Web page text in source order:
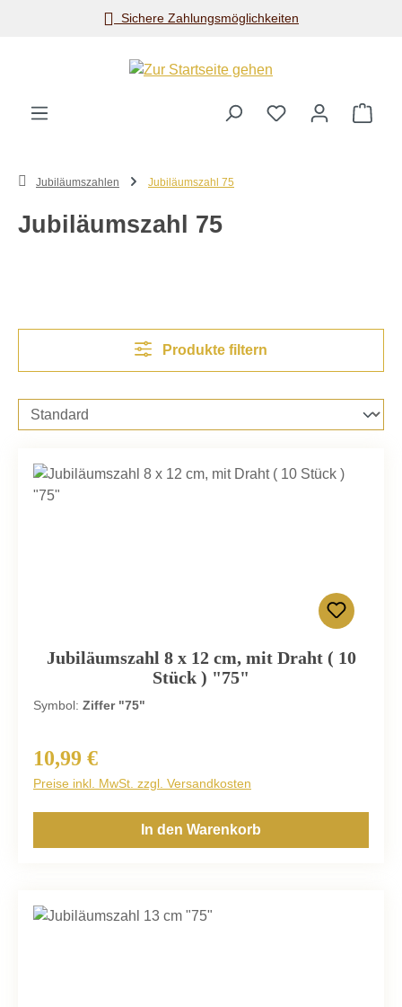
Zum Hauptinhalt springenSichere Zahlungsmöglichkeiten
Jubiläumszahlen Jubiläumszahl 75
Jubiläumszahl 75
Produkte filtern
Jubiläumszahl 8 x 12 cm, mit Draht ( 10
Stück ) "75"
Symbol: Ziffer "75"
Regulärer Preis:
10,99 €
Preise inkl. MwSt. zzgl. Versandkosten
In den Warenkorb